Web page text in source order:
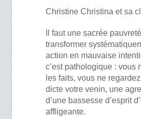
Christine Christina et sa
Il faut une sacrée
transformer
action en mauvaise
c’est pathologique : vous
les faits, vous ne
dicte votre venin, une
d’une bassesse d’esprit
affligeante.